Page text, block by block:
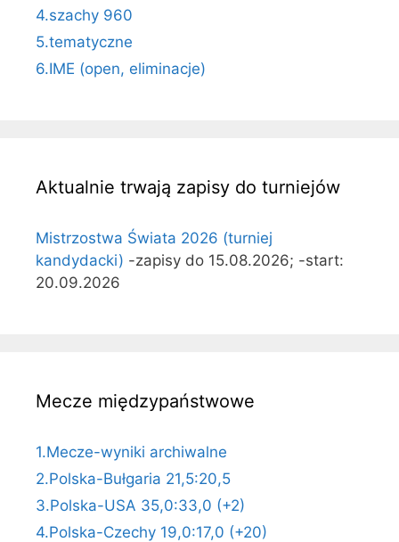
4.szachy 960
5.tematyczne
6.IME (open, eliminacje)
Aktualnie trwają zapisy do turniejów
Mistrzostwa Świata 2026 (turniej
kandydacki) -zapisy do 15.08.2026; -start:
20.09.2026
Mecze międzypaństwowe
1.Mecze-wyniki archiwalne
2.Polska-Bułgaria 21,5:20,5
3.Polska-USA 35,0:33,0 (+2)
4.Polska-Czechy 19,0:17,0 (+20)